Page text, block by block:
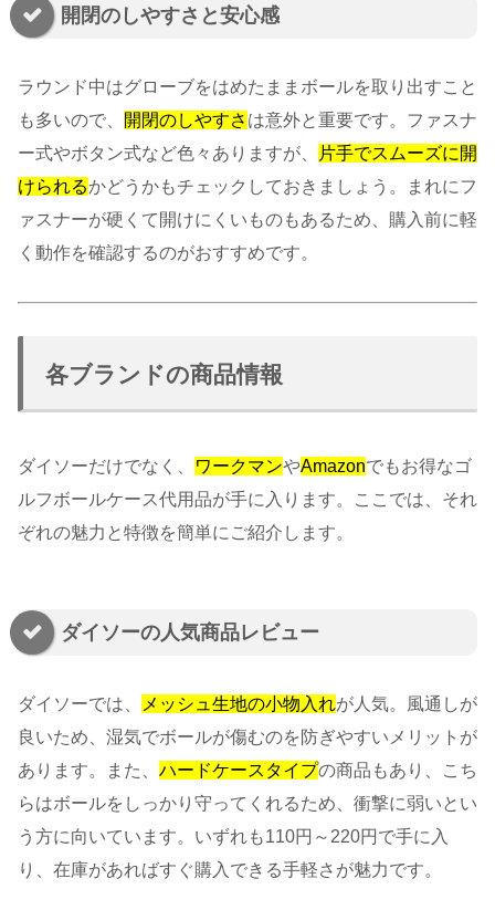
開閉のしやすさと安心感
ラウンド中はグローブをはめたままボールを取り出すこと
も多いので、
開閉のしやすさ は意外と重要です。ファスナ
ー式やボタン式など色々ありますが、
片手でスムーズに開
けられるかどうかもチェックしておきましょう。まれにフ
ァスナーが硬くて開けにくいものもあるため、購入前に軽
く動作を確認するのがおすすめです。
各ブランドの商品情報
ダイソーだけでなく、 ワークマンやAmazonでもお得なゴ
ルフボールケース代用品が手に入ります。ここでは、それ
ぞれの魅力と特徴を簡単にご紹介します。
ダイソーの人気商品レビュー
ダイソーでは、 メッシュ生地の小物入れが人気。風通しが
良いため、湿気でボールが傷むのを防ぎやすいメリットが
あります。また、 ハードケースタイプの商品もあり、こち
らはボールをしっかり守ってくれるため、衝撃に弱いとい
う方に向いています。いずれも110円～220円で手に入
り、在庫があればすぐ購入できる手軽さが魅力です。